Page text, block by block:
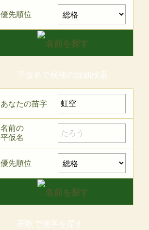
優先順位
平仮名で候補の詳細検索
あなたの苗字
名前の
平仮名
優先順位
画数で漢字を探す